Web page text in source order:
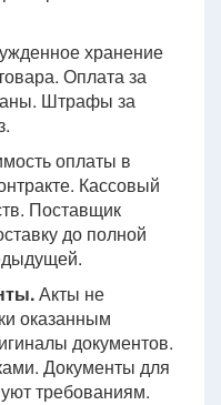
хранение
Оплата за
Штрафы за
оплаты в
Кассовый
Поставщик
до полной
Акты не
оказанным
документов.
Документы для
требованиям.